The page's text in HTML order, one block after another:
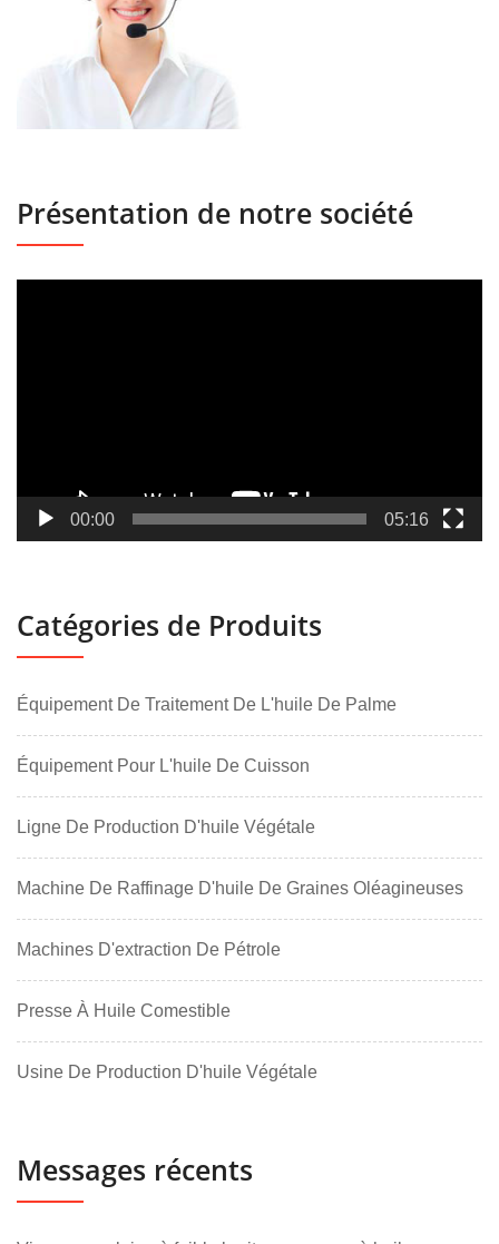
Présentation de notre société
00:00 05:16
Catégories de Produits
Équipement De Traitement De L'huile De Palme
Équipement Pour L'huile De Cuisson
Ligne De Production D'huile Végétale
Machine De Raffinage D'huile De Graines Oléagineuses
Machines D'extraction De Pétrole
Presse À Huile Comestible
Usine De Production D'huile Végétale
Messages récents